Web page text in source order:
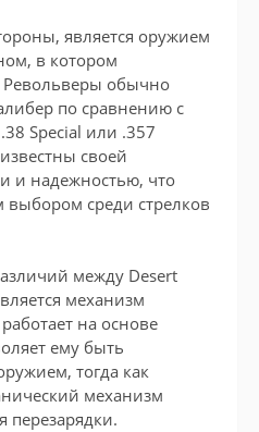
является оружием
в котором
обычно
по сравнению с
Special или .357
своей
и надежностью, что
выбором среди стрелков
между Desert
механизм
на основе
ему быть
тогда как
механизм
перезарядки.